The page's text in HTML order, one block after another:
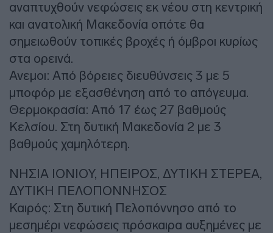
αναπτυχθούν νεφώσεις εκ νέου στη κεντρική
και ανατολική Μακεδονία οπότε θα
σημειωθούν τοπικές βροχές ή όμβροι κυρίως
στα ορεινά.
Ανεμοι: Από βόρειες διευθύνσεις 3 με 5
μποφόρ με εξασθένηση από το απόγευμα.
Θερμοκρασία: Από 17 έως 27 βαθμούς
Κελσίου. Στη δυτική Μακεδονία 2 με 3
βαθμούς χαμηλότερη.
ΝΗΣΙΑ ΙΟΝΙΟΥ, ΗΠΕΙΡΟΣ, ΔΥΤΙΚΗ ΣΤΕΡΕΑ,
ΔΥΤΙΚΗ ΠΕΛΟΠΟΝΝΗΣΟΣ
Καιρός: Στη δυτική Πελοπόννησο από το
μεσημέρι νεφώσεις πρόσκαιρα αυξημένες με